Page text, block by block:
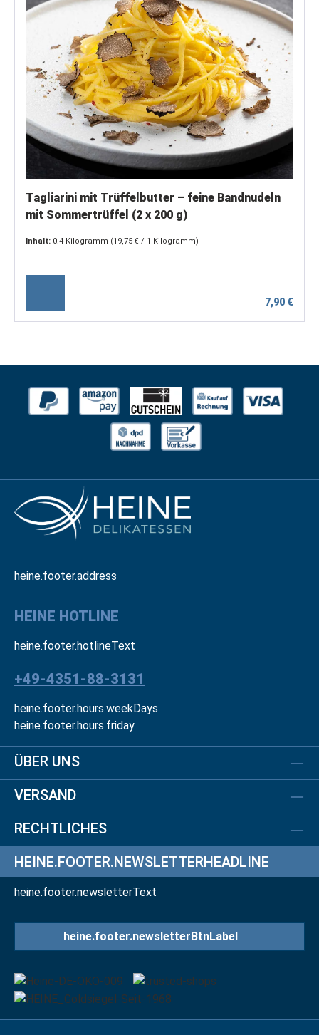
Tagliarini mit Trüffelbutter – feine Bandnudeln
mit Sommertrüffel (2 x 200 g)
Inhalt: 0.4 Kilogramm (19,75 € / 1 Kilogramm)
7,90 €
heine.footer.address
HEINE HOTLINE
heine.footer.hotlineText
+49-4351-88-3131
heine.footer.hours.weekDays
heine.footer.hours.friday
ÜBER UNS
VERSAND
RECHTLICHES
HEINE.FOOTER.NEWSLETTERHEADLINE
heine.footer.newsletterText
heine.footer.newsletterBtnLabel